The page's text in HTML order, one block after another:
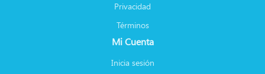
Privacidad
Términos
Mi Cuenta
Inicia sesión